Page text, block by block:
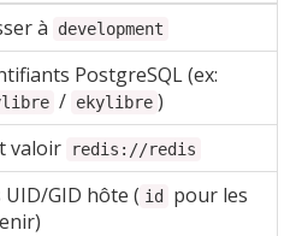
à development
PostgreSQL (ex:
/ ekylibre )
valoir redis://redis
UID/GID hôte ( id
pour les